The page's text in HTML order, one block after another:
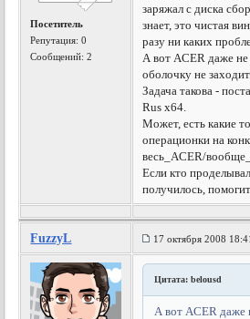
Посетитель
Репутация:0
Сообщений: 2
заряжал с диска
знает, это чистая
разу ни каких
А вот ACER даже не
оболочку не
Задача такова -
Rus x64.
Может, есть какие
операционки на
весь_ACER/
Если кто
получилось,
FuzzyL 17 октября 2008
Цитата: belousd
А вот ACER даже